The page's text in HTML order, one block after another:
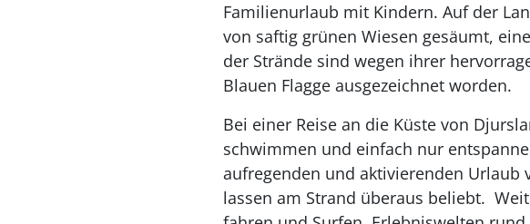
Familienurlaub mit Kindern. Auf der
von saftig grünen Wiesen gesäumt,
der Strände sind wegen ihrer
Blauen Flagge ausgezeichnet worden.
Bei einer Reise an die Küste von
schwimmen und einfach nur
aufregenden und aktivierenden Urlaub
lassen am Strand überaus beliebt.